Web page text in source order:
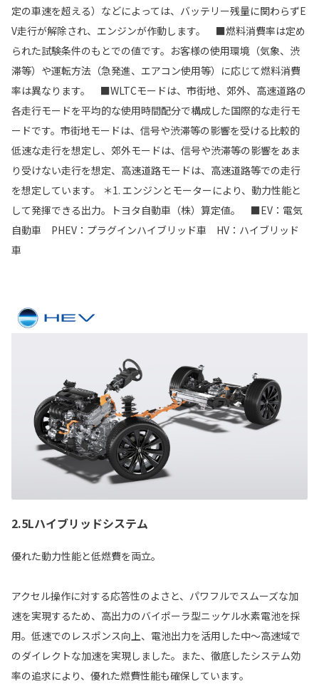
定の車速を超える）などによっては、バッテリー残量に関わらずE
V走行が解除され、エンジンが作動します。 ■燃料消費率は定め
られた試験条件のもとでの値です。お客様の使用環境（気象、渋
滞等）や運転方法（急発進、エアコン使用等）に応じて燃料消費
率は異なります。 ■WLTCモードは、市街地、郊外、高速道路の
各走行モードを平均的な使用時間配分で構成した国際的な走行モ
ードです。市街地モードは、信号や渋滞等の影響を受ける比較的
低速な走行を想定し、郊外モードは、信号や渋滞等の影響をあま
り受けない走行を想定、高速道路モードは、高速道路等での走行
を想定しています。 ＊1. エンジンとモーターにより、動力性能と
して発揮できる出力。トヨタ自動車（株）算定値。 ■EV：電気
自動車 PHEV：プラグインハイブリッド車 HV：ハイブリッド
車
2.5Lハイブリッドシステム
優れた動力性能と低燃費を両立。
アクセル操作に対する応答性のよさと、パワフルでスムーズな加
速を実現するため、高出力のバイポーラ型ニッケル水素電池を採
用。低速でのレスポンス向上、電池出力を活用した中～高速域で
のダイレクトな加速を実現しました。また、徹底したシステム効
率の追求により、優れた燃費性能も確保しています。